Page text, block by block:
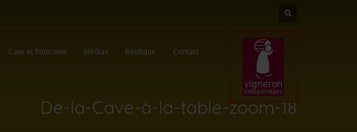
Cave et Tourisme Médias Boutique Contact
De-la-Cave-à-la-table-zoom-18